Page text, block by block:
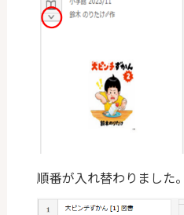
順番が入れ替わりました。